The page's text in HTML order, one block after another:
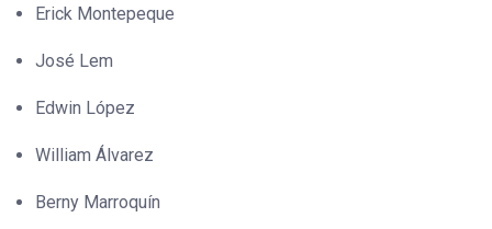
Erick Montepeque
José Lem
Edwin López
William Álvarez
Berny Marroquín